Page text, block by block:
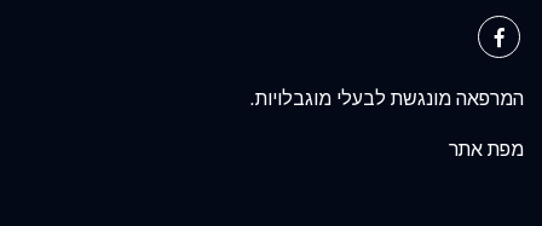
המרפאה מונגשת לבעלי מוגבלויות.
מפת אתר